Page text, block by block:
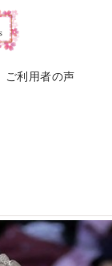
ご利用者の声